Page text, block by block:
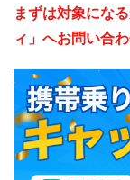
まずは対象にな
ィ」へお問い合